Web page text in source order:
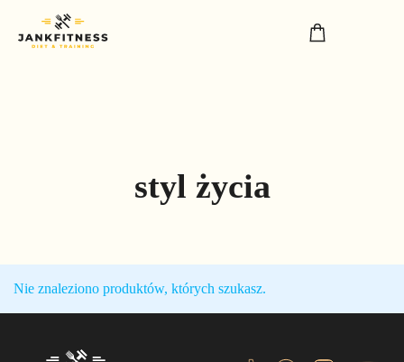
styl życia
Nie znaleziono produktów, których szukasz.